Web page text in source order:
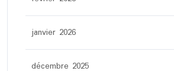
janvier 2026
décembre 2025